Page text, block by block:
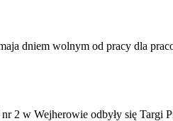
dniem wolnym od pracy dla
2 w Wejherowie odbyły się Targi